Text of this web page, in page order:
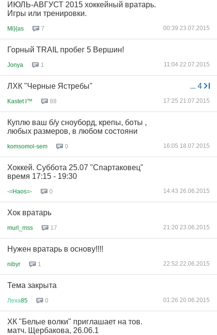
ИЮЛЬ-АВГУСТ 2015 хоккейный вратарь.
Игры или тренировки.
Mi}{as 7 00:39 23.07.2015
Горный TRAIL пробег 5 Вершин!
Jonya 1 11:04 22.07.2015
... 4
ЛХК "Черные Ястребы"
Kastet I™ 88 17:25 21.07.2015
Куплю ваш б/у сноуборд, крепы, боты ,
любых размеров, в любом состояни
komsomol-sem 0 16:05 18.07.2015
Хоккей. Суббота 25.07 "Спартаковец"
время 17:15 - 19:30
-=Haos=- 0 14:43 26.06.2015
Хок вратарь
murl_mss 17 21:20 23.06.2015
Нужен вратарь в основу!!!!
nibyr 1 22:52 22.06.2015
Тема закрыта
Леха85 0 01:26 20.06.2015
ХК "Белые волки" приглашает на тов.
матч. Щербакова, 26.06.1